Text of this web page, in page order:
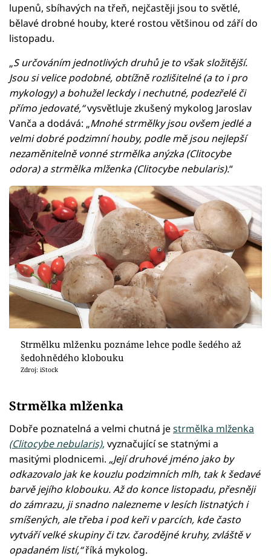
lupenů, sbíhavých na třeň, nejčastěji jsou to světlé,
bělavé drobné houby, které rostou většinou od září do
listopadu.
„S určováním jednotlivých druhů je to však složitější.
Jsou si velice podobné, obtížně rozlišitelné (a to i pro
mykology) a bohužel leckdy i nechutné, podezřelé či
přímo jedovaté,“vysvětluje zkušený mykolog Jaroslav
Vanča a dodává: „Mnohé strmělky jsou ovšem jedlé a
velmi dobré podzimní houby, podle mě jsou nejlepší
nezaměnitelně vonné strmělka anýzka (Clitocybe
odora) a strmělka mlženka (Clitocybe nebularis).“
Strmělku mlženku poznáme lehce podle šedého až
šedohnědého klobouku
Zdroj: iStock
Strmělka mlženka
Dobře poznatelná a velmi chutná jestrmělka mlženka
(Clitocybe nebularis), vyznačující se statnými a
masitými plodnicemi. „Její druhové jméno jako by
odkazovalo jak ke kouzlu podzimních mlh, tak k šedavé
barvě jejího klobouku. Až do konce listopadu, přesněji
do zámrazu, ji snadno nalezneme v lesích listnatých i
smíšených, ale třeba i pod keři v parcích, kde často
vytváří velké skupiny či tzv. čarodějné kruhy, zvláště v
opadaném listí,“říká mykolog.